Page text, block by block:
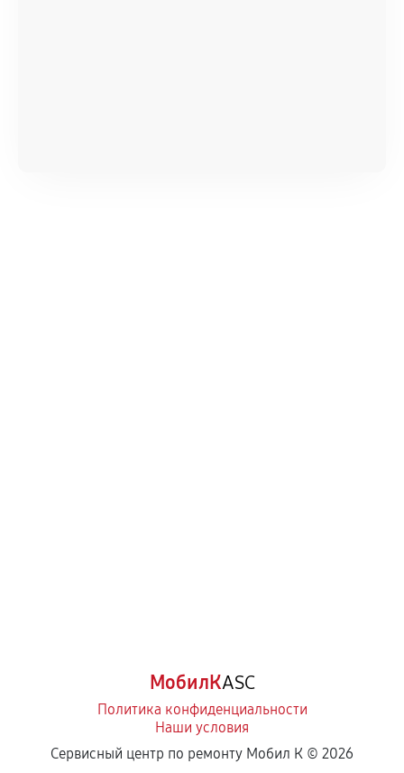
МобилКASC
Политика конфиденциальности
Наши условия
Сервисный центр по ремонту Мобил К © 2026